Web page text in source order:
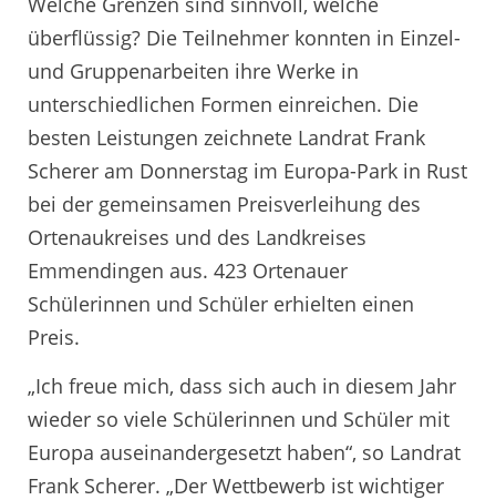
überflüssig? Die Teilnehmer konnten in Einzel-
und Gruppenarbeiten ihre Werke in
unterschiedlichen Formen einreichen. Die
besten Leistungen zeichnete Landrat Frank
Scherer am Donnerstag im Europa-Park in Rust
bei der gemeinsamen Preisverleihung des
Ortenaukreises und des Landkreises
Emmendingen aus. 423 Ortenauer
Schülerinnen und Schüler erhielten einen
Preis.
„Ich freue mich, dass sich auch in diesem Jahr
wieder so viele Schülerinnen und Schüler mit
Europa auseinandergesetzt haben“, so Landrat
Frank Scherer. „Der Wettbewerb ist wichtiger